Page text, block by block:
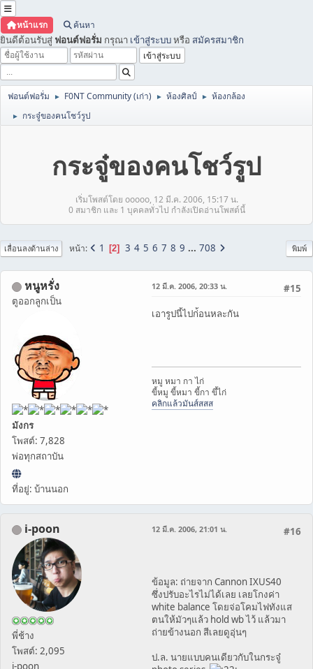
หน้าแรก ค้นหา
ยินดีต้อนรับสู่ ฟอนต์ฟอรั่ม กรุณา เข้าสู่ระบบหรือ สมัครสมาชิก
ฟอนต์ฟอรั่ม ► F0NT Community (เก่า) ► ห้องศิลป์ ► ห้องกล้อง
► กระจู๋ของคนโชว์รูป
กระจู๋ของคนโชว์รูป
เริ่มโพสต์โดย ooooo, 12 มี.ค. 2006, 15:17 น.
0 สมาชิก และ 1 บุคคลทั่วไป กำลังเปิดอ่านโพสต์นี้
พิมพ์
เลื่อนลงด้านล่าง หน้า 1 2 3 4 5 6 7 8 9 ... 708
หนูหรั่ง
ตูออกลูกเป็น
มังกร
โพสต์: 7,828
พ่อทุกสถาบัน
ที่อยู่: บ้านนอก
#15
12 มี.ค. 2006, 20:33 น.
เอารูปนี้ไปก่้อนหละกัน
หมู หมา กา ไก่
ขี้หมู ขี้หมา ขี้กา ขึ้ไก่
คลิกแล้วมันส์สสส
i-poon
พี่ช้าง
โพสต์: 2,095
i-poon
#16
12 มี.ค. 2006, 21:01 น.
ข้อมูล: ถ่ายจาก Cannon IXUS40
ซึ่งปรับอะไรไม่ได้เลย เลยโกงค่า
white balance โดยจ่อโคมไฟทังแส
ตนให้มัวๆแล้ว hold wb ไว้ แล้วมา
ถ่ายข้างนอก สีเลยดูอุ่นๆ
ป.ล. นายแบบคนเดียวกับในกระจู๋